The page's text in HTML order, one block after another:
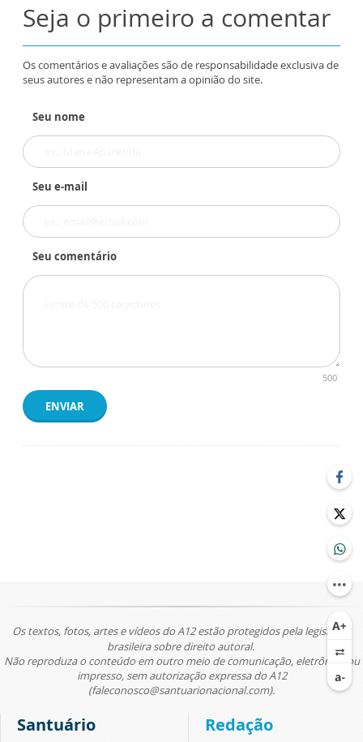
Seja o primeiro a comentar
Os comentários e avaliações são de responsabilidade exclusiva de
seus autores e não representam a opinião do site.
Seu nome
Seu e-mail
Seu comentário
500
ENVIAR
Os textos, fotos, artes e vídeos do A12 estão protegidos pela legislação
brasileira sobre direito autoral.
Não reproduza o conteúdo em outro meio de comunicação, eletrônico ou
impresso, sem autorização expressa do A12
(faleconosco@santuarionacional.com).
Santuário Redação